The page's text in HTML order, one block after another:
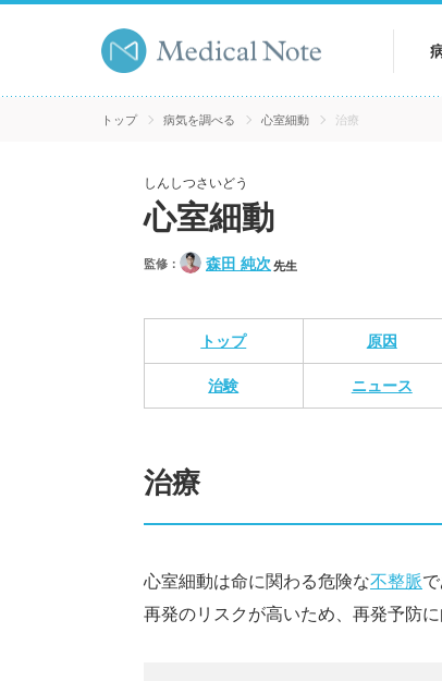
トップ 病気を調べる 心室細動 治療
しんしつさいどう
心室細動
監修： 森田 純次 先生
トップ 原因
治験 ニュース
治療
心室細動は命に関わる危険な不整脈
再発のリスクが高いため、再発予防に